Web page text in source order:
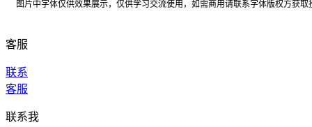
图片中字体仅供效果展示，仅供学习交流使用，如需商用请联系字体版权方获取
客服
联系
客服
联系我